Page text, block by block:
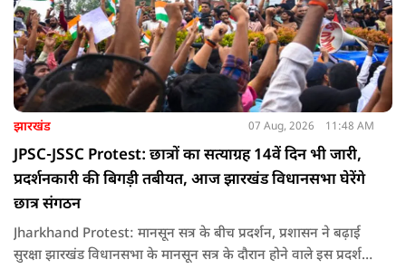
झारखंड 07 Aug, 2026 11:48 AM
JPSC-JSSC Protest: छात्रों का सत्याग्रह 14वें दिन भी जारी,
प्रदर्शनकारी की बिगड़ी तबीयत, आज झारखंड विधानसभा घेरेंगे
छात्र संगठन
Jharkhand Protest: मानसून सत्र के बीच प्रदर्शन, प्रशासन ने बढ़ाई
सुरक्षा झारखंड विधानसभा के मानसून सत्र के दौरान होने वाले इस प्रदर्शन